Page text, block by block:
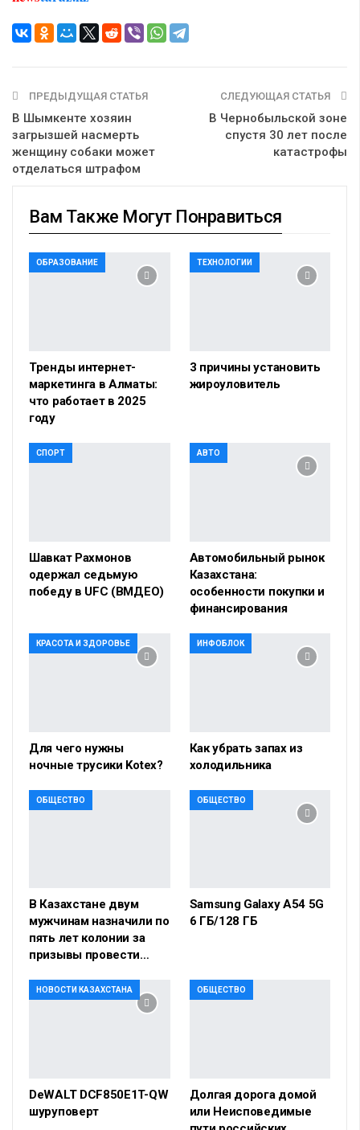
ПРЕДЫДУЩАЯ СТАТЬЯ
В Шымкенте хозяин
загрызшей насмерть
женщину собаки может
отделаться штрафом
СЛЕДУЮЩАЯ СТАТЬЯ
В Чернобыльской зоне
спустя 30 лет после
катастрофы
Вам Также Могут Понравиться
ОБРАЗОВАНИЕ
Тренды интернет-
маркетинга в Алматы:
что работает в 2025
году
ТЕХНОЛОГИИ
3 причины установить
жироуловитель
СПОРТ
Шавкат Рахмонов
одержал седьмую
победу в UFC (ВМДЕО)
АВТО
Автомобильный рынок
Казахстана:
особенности покупки и
финансирования
КРАСОТА И ЗДОРОВЬЕ
Для чего нужны
ночные трусики Kotex?
ИНФОБЛОК
Как убрать запах из
холодильника
ОБЩЕСТВО
В Казахстане двум
мужчинам назначили по
пять лет колонии за
призывы провести…
ОБЩЕСТВО
Samsung Galaxy A54 5G
6 ГБ/128 ГБ
НОВОСТИ КАЗАХСТАНА
DeWALT DCF850E1T-QW
шуруповерт
ОБЩЕСТВО
Долгая дорога домой
или Неисповедимые